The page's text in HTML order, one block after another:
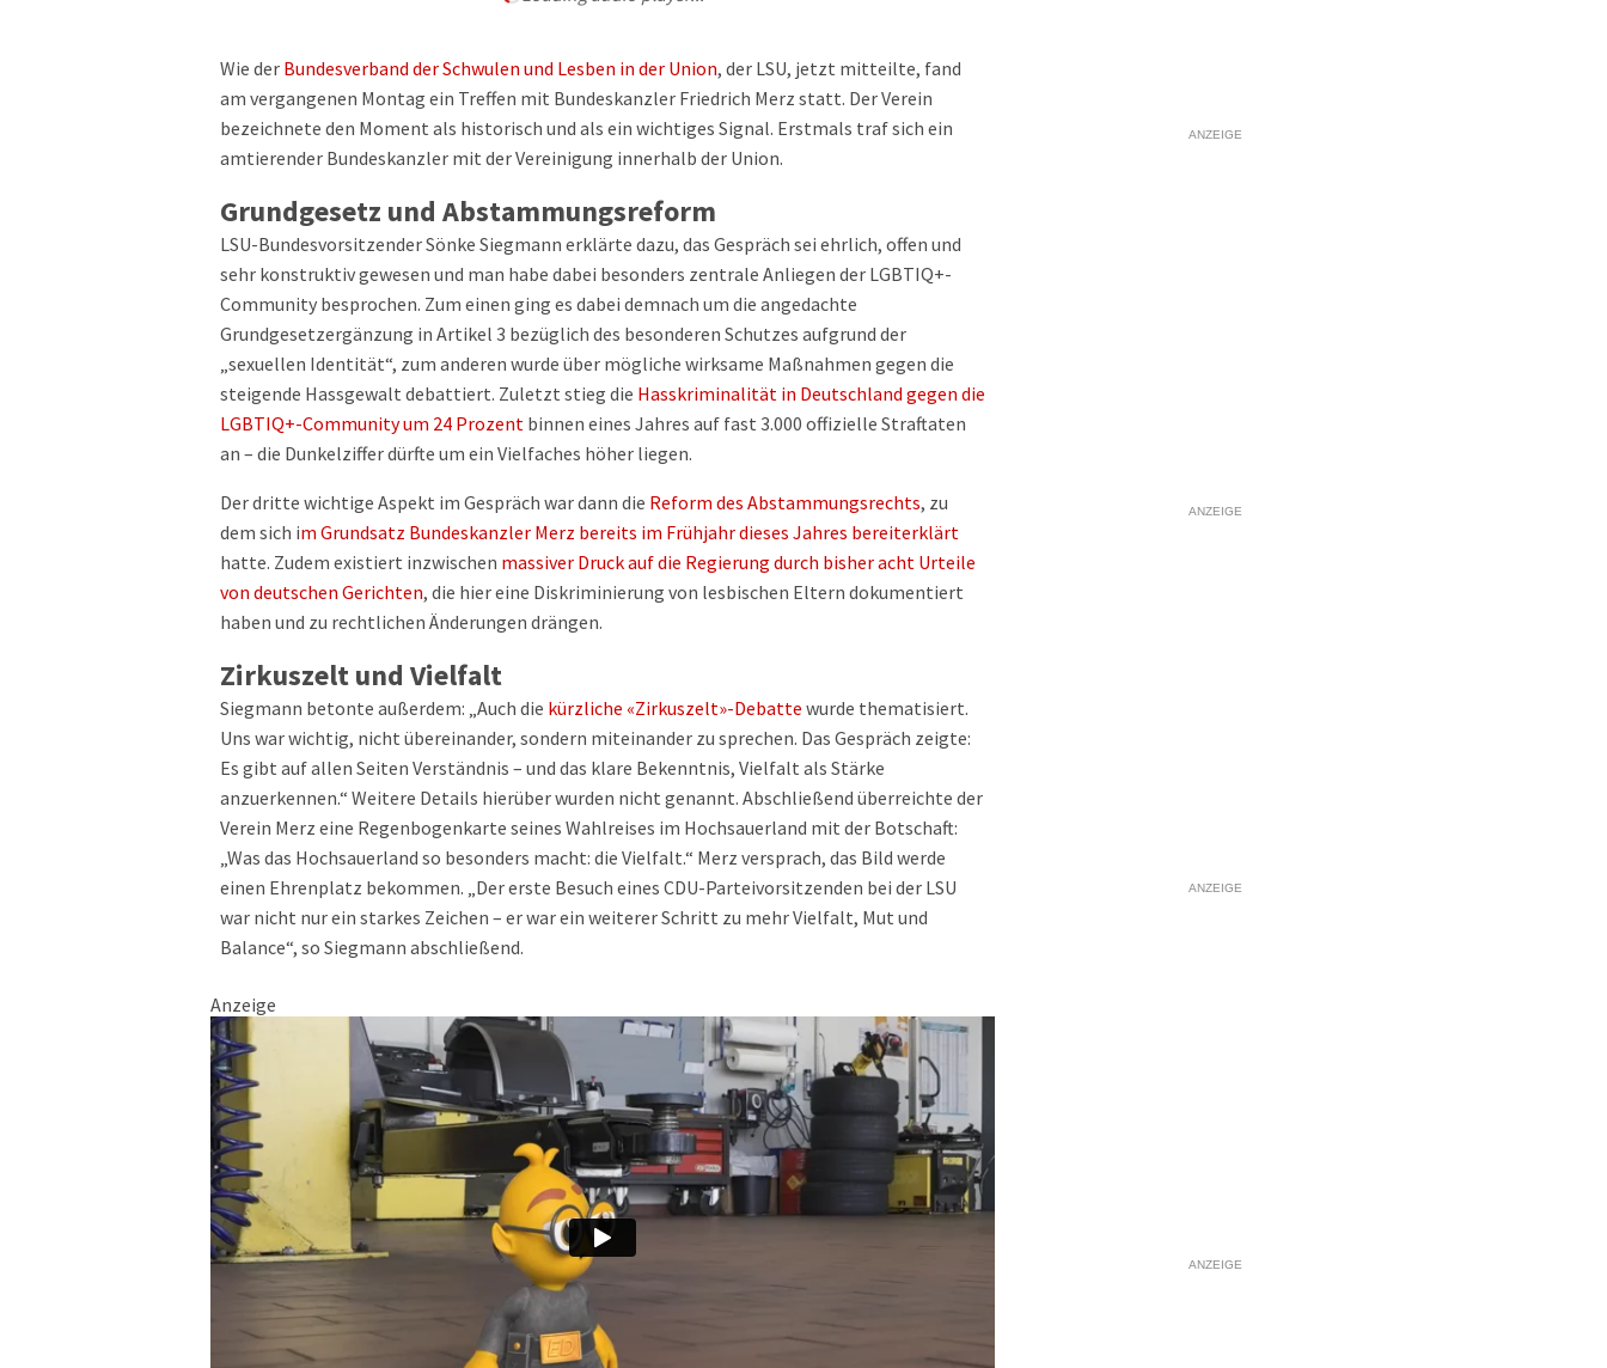
Wie der Bundesverband der Schwulen und Lesben in der Union, der LSU, jetzt mitteilte, fand
am vergangenen Montag ein Treffen mit Bundeskanzler Friedrich Merz statt. Der Verein
bezeichnete den Moment als historisch und als ein wichtiges Signal. Erstmals traf sich ein
amtierender Bundeskanzler mit der Vereinigung innerhalb der Union.
Grundgesetz und Abstammungsreform
LSU-Bundesvorsitzender Sönke Siegmann erklärte dazu, das Gespräch sei ehrlich, offen und
sehr konstruktiv gewesen und man habe dabei besonders zentrale Anliegen der LGBTIQ+-
Community besprochen. Zum einen ging es dabei demnach um die angedachte
Grundgesetzergänzung in Artikel 3 bezüglich des besonderen Schutzes aufgrund der
„sexuellen Identität“, zum anderen wurde über mögliche wirksame Maßnahmen gegen die
steigende Hassgewalt debattiert. Zuletzt stieg die Hasskriminalität in Deutschland gegen die
LGBTIQ+-Community um 24 Prozent binnen eines Jahres auf fast 3.000 offizielle Straftaten
an – die Dunkelziffer dürfte um ein Vielfaches höher liegen.
Der dritte wichtige Aspekt im Gespräch war dann die Reform des Abstammungsrechts, zu
dem sich im Grundsatz Bundeskanzler Merz bereits im Frühjahr dieses Jahres bereiterklärt
hatte. Zudem existiert inzwischen massiver Druck auf die Regierung durch bisher acht Urteile
von deutschen Gerichten, die hier eine Diskriminierung von lesbischen Eltern dokumentiert
haben und zu rechtlichen Änderungen drängen.
Zirkuszelt und Vielfalt
Siegmann betonte außerdem: „Auch die kürzliche «Zirkuszelt»-Debatte wurde thematisiert.
Uns war wichtig, nicht übereinander, sondern miteinander zu sprechen. Das Gespräch zeigte:
Es gibt auf allen Seiten Verständnis – und das klare Bekenntnis, Vielfalt als Stärke
anzuerkennen.“ Weitere Details hierüber wurden nicht genannt. Abschließend überreichte der
Verein Merz eine Regenbogenkarte seines Wahlreises im Hochsauerland mit der Botschaft:
„Was das Hochsauerland so besonders macht: die Vielfalt.“ Merz versprach, das Bild werde
einen Ehrenplatz bekommen. „Der erste Besuch eines CDU-Parteivorsitzenden bei der LSU
war nicht nur ein starkes Zeichen – er war ein weiterer Schritt zu mehr Vielfalt, Mut und
Balance“, so Siegmann abschließend.
Anzeige
ANZEIGE
ANZEIGE
ANZEIGE
ANZEIGE